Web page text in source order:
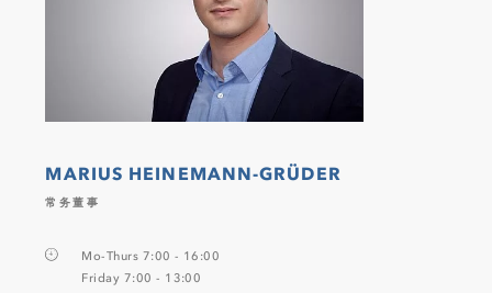
MARIUS HEINEMANN-GRÜDER
常务董事
Mo-Thurs 7:00 - 16:00
Friday 7:00 - 13:00